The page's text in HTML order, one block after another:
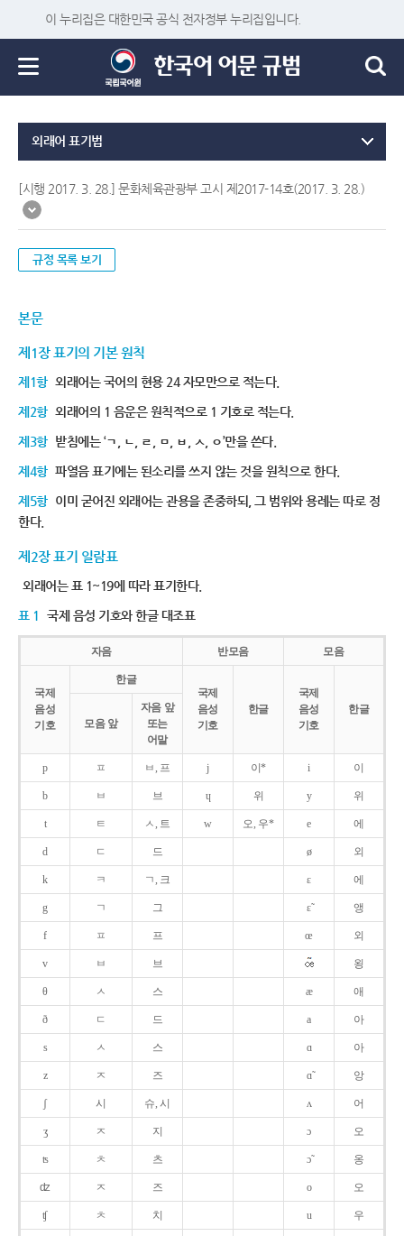
이 누리집은 대한민국 공식 전자정부 누리집입니다.
외래어 표기법
[시행 2017. 3. 28.] 문화체육관광부 고시 제2017-14호(2017. 3. 28.)
규정 목록 보기
본문
제1장 표기의 기본 원칙
제1항 외래어는 국어의 현용 24 자모만으로 적는다.
제2항 외래어의 1 음운은 원칙적으로 1 기호로 적는다.
제3항 받침에는 ‘ㄱ, ㄴ, ㄹ, ㅁ, ㅂ, ㅅ, ㅇ’만을 쓴다.
제4항 파열음 표기에는 된소리를 쓰지 않는 것을 원칙으로 한다.
제5항 이미 굳어진 외래어는 관용을 존중하되, 그 범위와 용례는 따로 정
한다.
제2장 표기 일람표
외래어는 표 1~19에 따라 표기한다.
표 1 국제 음성 기호와 한글 대조표
자음 반모음 모음
국제
음성
기호
한글
국제
음성
기호
한글
국제
음성
기호
한글
모음 앞
자음 앞
또는
어말
p ㅍ ㅂ, 프 j 이* i 이
b ㅂ 브 ɥ 위 y 위
t ㅌ ㅅ, 트 w 오, 우* e 에
d ㄷ 드 ø 외
k ㅋ ㄱ, 크 ɛ 에
g ㄱ 그 ɛ̃ 앵
f ㅍ 프 œ 외
v ㅂ 브 욍
θ ㅅ 스 æ 애
ð ㄷ 드 a 아
s ㅅ 스 ɑ 아
z ㅈ 즈 ɑ̃ 앙
ʃ 시 슈, 시 ʌ 어
ʒ ㅈ 지 ɔ 오
ʦ ㅊ 츠 ɔ̃ 옹
ʣ ㅈ 즈 o 오
ʧ ㅊ 치 u 우